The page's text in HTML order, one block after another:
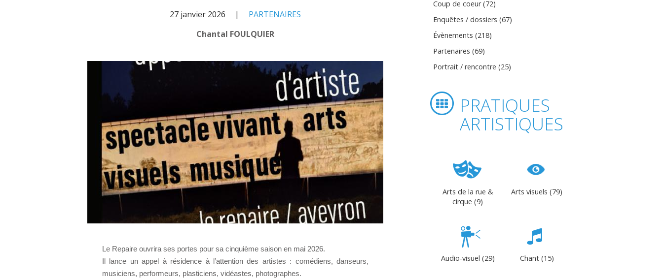
27 janvier 2026
PARTENAIRES
Chantal FOULQUIER
Le Repaire ouvrira ses portes pour sa cinquième saison en mai 2026.
Il lance un appel à résidence à l’attention des artistes : comédiens, danseurs,
musiciens, performeurs, plasticiens, vidéastes, photographes.
Coup de coeur (72)
Enquêtes / dossiers (67)
Évènements (218)
Partenaires (69)
Portrait / rencontre (25)
PRATIQUES
ARTISTIQUES
Arts de la rue &
cirque (9)
Arts visuels (79)
Audio-visuel (29) Chant (15)